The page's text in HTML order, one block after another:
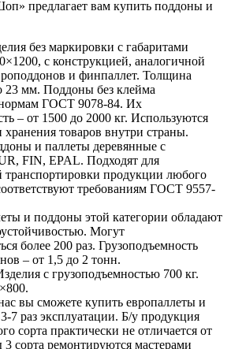
предлагает вам купить поддоны и
без маркировки с габаритами
с конструкцией, аналогичной
и финпаллет. Толщина
23 мм. Поддоны без клейма
нормам ГОСТ 9078-84. Их
– от 1500 до 2000 кг. Используются
хранения товаров внутри страны.
и паллеты деревянные с
FIN, EPAL. Подходят для
продукции любого
требованиям ГОСТ 9557-
и поддоны этой категории обладают
Могут
более 200 раз. Грузоподъемность
– от 1,5 до 2 тонн.
с грузоподъемностью 700 кг.
вы сможете купить европаллеты и
7 раз эксплуатации. Б/у продукция
сорта практически не отличается от
сорта ремонтируются мастерами